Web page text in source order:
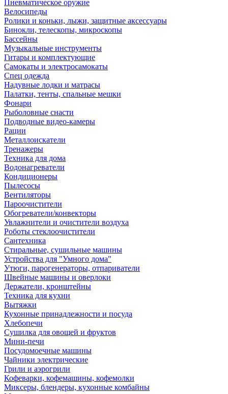
Пневматическое оружие
Велосипеды
Ролики и коньки, лыжи, защитные аксессуары
Бинокли, телескопы, микроскопы
Бассейны
Музыкальные инструменты
Гитары и комплектующие
Самокаты и электросамокаты
Спец одежда
Надувные лодки и матрасы
Палатки, тенты, спальные мешки
Фонари
Рыболовные снасти
Подводные видео-камеры
Рации
Металлоискатели
Тренажеры
Техника для дома
Водонагреватели
Кондиционеры
Пылесосы
Вентиляторы
Пароочистители
Обогреватели/конвекторы
Увлажнители и очистители воздуха
Роботы стеклоочистители
Сантехника
Стиральные, сушильные машины
Устройства для "Умного дома"
Утюги, парогенераторы, отпариватели
Швейные машины и оверлоки
Держатели, кронштейны
Техника для кухни
Вытяжки
Кухонные принадлежности и посуда
Хлебопечи
Сушилка для овощей и фруктов
Мини-печи
Посудомоечные машины
Чайники электрические
Грили и аэрогрили
Кофеварки, кофемашины, кофемолки
Миксеры, блендеры, кухонные комбайны